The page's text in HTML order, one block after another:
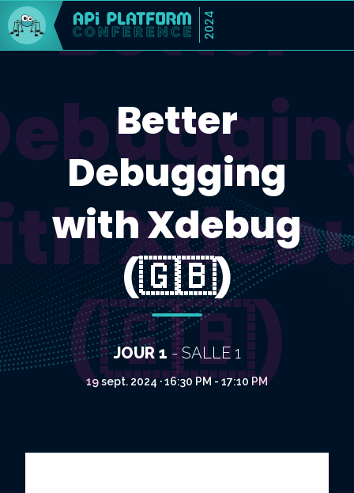
2024
Better
(🇬🇧)
Better
Debugging
with Xdebug
(🇬🇧)
JOUR 1 - SALLE 1
19 sept. 2024 · 16:30 PM - 17:10 PM